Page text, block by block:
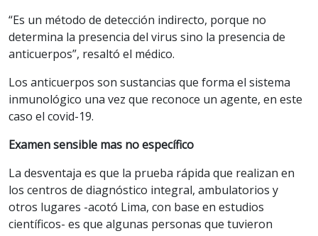
“Es un método de detección indirecto, porque no
determina la presencia del virus sino la presencia de
anticuerpos”, resaltó el médico.
Los anticuerpos son sustancias que forma el sistema
inmunológico una vez que reconoce un agente, en este
caso el covid-19.
Examen sensible mas no específico
La desventaja es que la prueba rápida que realizan en
los centros de diagnóstico integral, ambulatorios y
otros lugares -acotó Lima, con base en estudios
científicos- es que algunas personas que tuvieron